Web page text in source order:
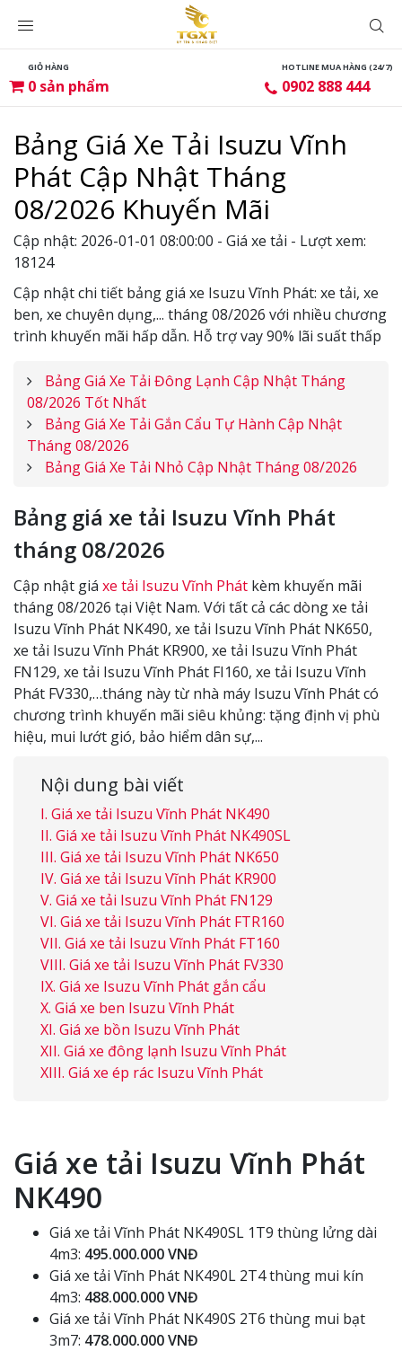
GIỎ HÀNG
0 sản phẩm
HOTLINE MUA HÀNG (24/7)
0902 888 444
Bảng Giá Xe Tải Isuzu Vĩnh
Phát Cập Nhật Tháng
08/2026 Khuyến Mãi
Cập nhật: 2026-01-01 08:00:00 - Giá xe tải - Lượt xem:
18124
Cập nhật chi tiết bảng giá xe Isuzu Vĩnh Phát: xe tải, xe
ben, xe chuyên dụng,... tháng 08/2026 với nhiều chương
trình khuyến mãi hấp dẫn. Hỗ trợ vay 90% lãi suất thấp
Bảng Giá Xe Tải Đông Lạnh Cập Nhật Tháng
08/2026 Tốt Nhất
Bảng Giá Xe Tải Gắn Cẩu Tự Hành Cập Nhật
Tháng 08/2026
Bảng Giá Xe Tải Nhỏ Cập Nhật Tháng 08/2026
Bảng giá xe tải Isuzu Vĩnh Phát
tháng 08/2026
Cập nhật giá xe tải Isuzu Vĩnh Phát kèm khuyến mãi
tháng 08/2026 tại Việt Nam. Với tất cả các dòng xe tải
Isuzu Vĩnh Phát NK490, xe tải Isuzu Vĩnh Phát NK650,
xe tải Isuzu Vĩnh Phát KR900, xe tải Isuzu Vĩnh Phát
FN129, xe tải Isuzu Vĩnh Phát FI160, xe tải Isuzu Vĩnh
Phát FV330,…tháng này từ nhà máy Isuzu Vĩnh Phát có
chương trình khuyến mãi siêu khủng: tặng định vị phù
hiệu, mui lướt gió, bảo hiểm dân sự,...
Nội dung bài viết
Giá xe tải Isuzu Vĩnh Phát NK490
Giá xe tải Isuzu Vĩnh Phát NK490SL
Giá xe tải Isuzu Vĩnh Phát NK650
Giá xe tải Isuzu Vĩnh Phát KR900
Giá xe tải Isuzu Vĩnh Phát FN129
Giá xe tải Isuzu Vĩnh Phát FTR160
Giá xe tải Isuzu Vĩnh Phát FT160
Giá xe tải Isuzu Vĩnh Phát FV330
Giá xe Isuzu Vĩnh Phát gắn cẩu
Giá xe ben Isuzu Vĩnh Phát
Giá xe bồn Isuzu Vĩnh Phát
Giá xe đông lạnh Isuzu Vĩnh Phát
Giá xe ép rác Isuzu Vĩnh Phát
Giá xe tải Isuzu Vĩnh Phát
NK490
Giá xe tải Vĩnh Phát NK490SL 1T9 thùng lửng dài
4m3: 495.000.000 VNĐ
Giá xe tải Vĩnh Phát NK490L 2T4 thùng mui kín
4m3: 488.000.000 VNĐ
Giá xe tải Vĩnh Phát NK490S 2T6 thùng mui bạt
3m7: 478.000.000 VNĐ